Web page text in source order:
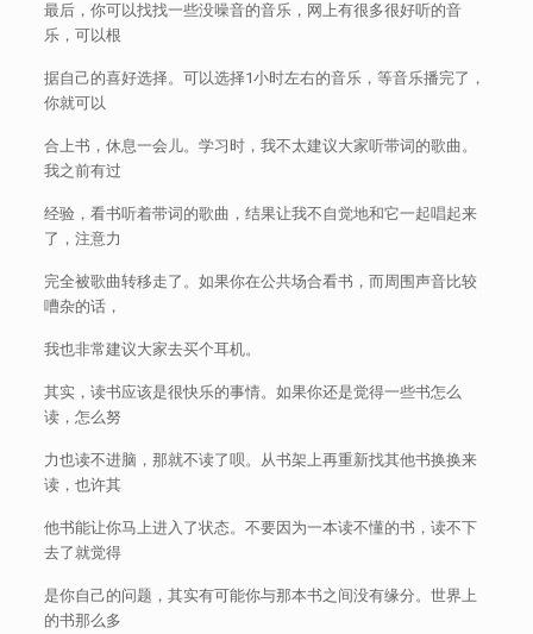
最后，你可以找找一些没噪音的音乐，网上有很多很好听的音
乐，可以根
据自己的喜好选择。可以选择1小时左右的音乐，等音乐播完了，
你就可以
合上书，休息一会儿。学习时，我不太建议大家听带词的歌曲。
我之前有过
经验，看书听着带词的歌曲，结果让我不自觉地和它一起唱起来
了，注意力
完全被歌曲转移走了。如果你在公共场合看书，而周围声音比较
嘈杂的话，
我也非常建议大家去买个耳机。
其实，读书应该是很快乐的事情。如果你还是觉得一些书怎么
读，怎么努
力也读不进脑，那就不读了呗。从书架上再重新找其他书换换来
读，也许其
他书能让你马上进入了状态。不要因为一本读不懂的书，读不下
去了就觉得
是你自己的问题，其实有可能你与那本书之间没有缘分。世界上
的书那么多